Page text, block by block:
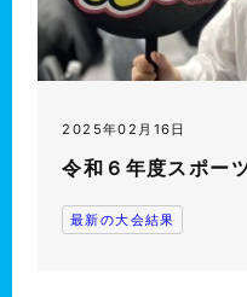
2025年02月16日
令和６年度スポー
最新の大会結果